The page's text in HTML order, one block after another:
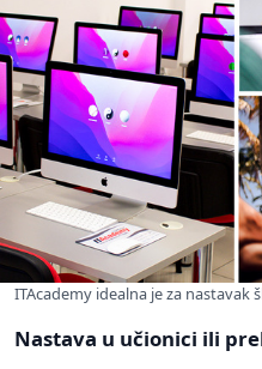
ITAcademy idealna je za nastavak
Nastava u učionici ili